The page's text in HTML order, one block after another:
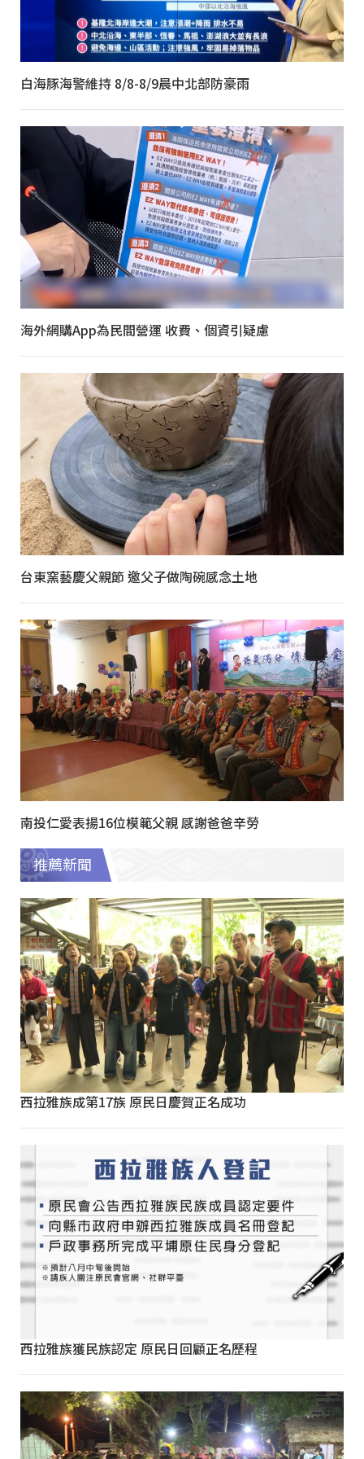
白海豚海警維持 8/8-8/9晨中北部防豪雨
海外網購App為民間營運 收費、個資引疑慮
台東窯藝慶父親節 邀父子做陶碗感念土地
南投仁愛表揚16位模範父親 感謝爸爸辛勞
推薦新聞
西拉雅族成第17族 原民日慶賀正名成功
西拉雅族獲民族認定 原民日回顧正名歷程